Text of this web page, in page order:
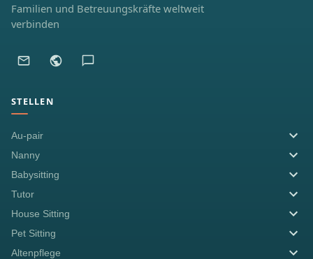
Familien und Betreuungskräfte weltweit
verbinden
STELLEN
Au-pair
Nanny
Babysitting
Tutor
House Sitting
Pet Sitting
Altenpflege